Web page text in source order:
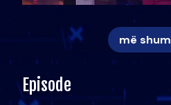
më
Episode